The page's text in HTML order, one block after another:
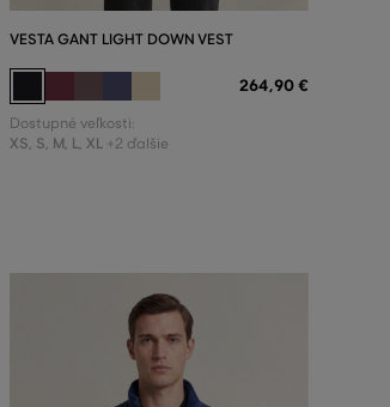
VESTA GANT LIGHT DOWN VEST
264,90 €
Dostupné veľkosti:
XS, S, M, L, XL +2 ďalšie